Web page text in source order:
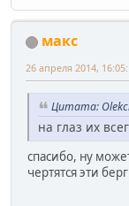
макс
26 апреля 2014,
Цитата:
на глаз их
спасибо, ну
чертятся эти